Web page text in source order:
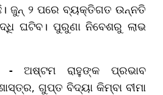
ଜୁନ୍ ୨ ପରେ ବ୍ୟକ୍ତିଗତ ଉନ୍ନତି
ଘଟିବ। ପୁରୁଣା ନିବେଶରୁ ଲାଭ
-ଅଷ୍ଟମ ରାହୁଙ୍କ ପ୍ରଭାବ
ଗୁପ୍ତ ବିଦ୍ୟା କିମ୍ବା ବୀମା